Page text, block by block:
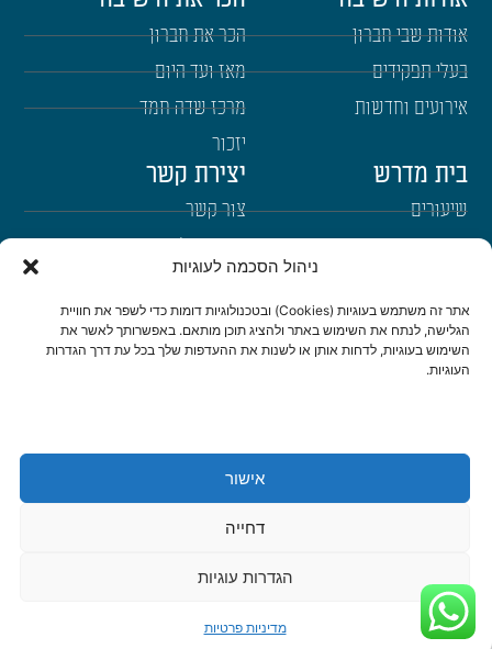
ניהול הסכמה לעוגיות
אתר זה משתמש בעוגיות (Cookies) ובטכנולוגיות דומות כדי לשפר את חוויית
הגלישה, לנתח את השימוש באתר ולהציג תוכן מותאם. באפשרותך לאשר את
השימוש בעוגיות, לדחות אותן או לשנות את ההעדפות שלך בכל עת דרך הגדרות
העוגיות.
אישור
דחייה
הגדרות עוגיות
מדיניות פרטיות
אודות שבי חברון
בעלי תפקידים
אירועים וחדשות
הכר את חברון
מאז ועד היום
מרכז שדה חמד
יזכור
בית מדרש
שיעורים
יצירת קשר
צור קשר
דרכי הגעה
מדיניות פרטיות
© כל הזכויות שמורות לישיבת שבי חברון 2022 | נבנה ועוצב ב-❤ ע"י